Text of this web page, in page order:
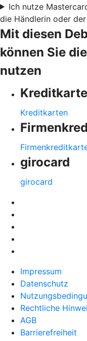
Ich nutze
die Händlerin oder
Mit diesen
können Sie
nutzen
Kreditkarten
girocard
girocard
Impressum
Datenschutz
Rechtliche
AGB
Barrierefreiheit